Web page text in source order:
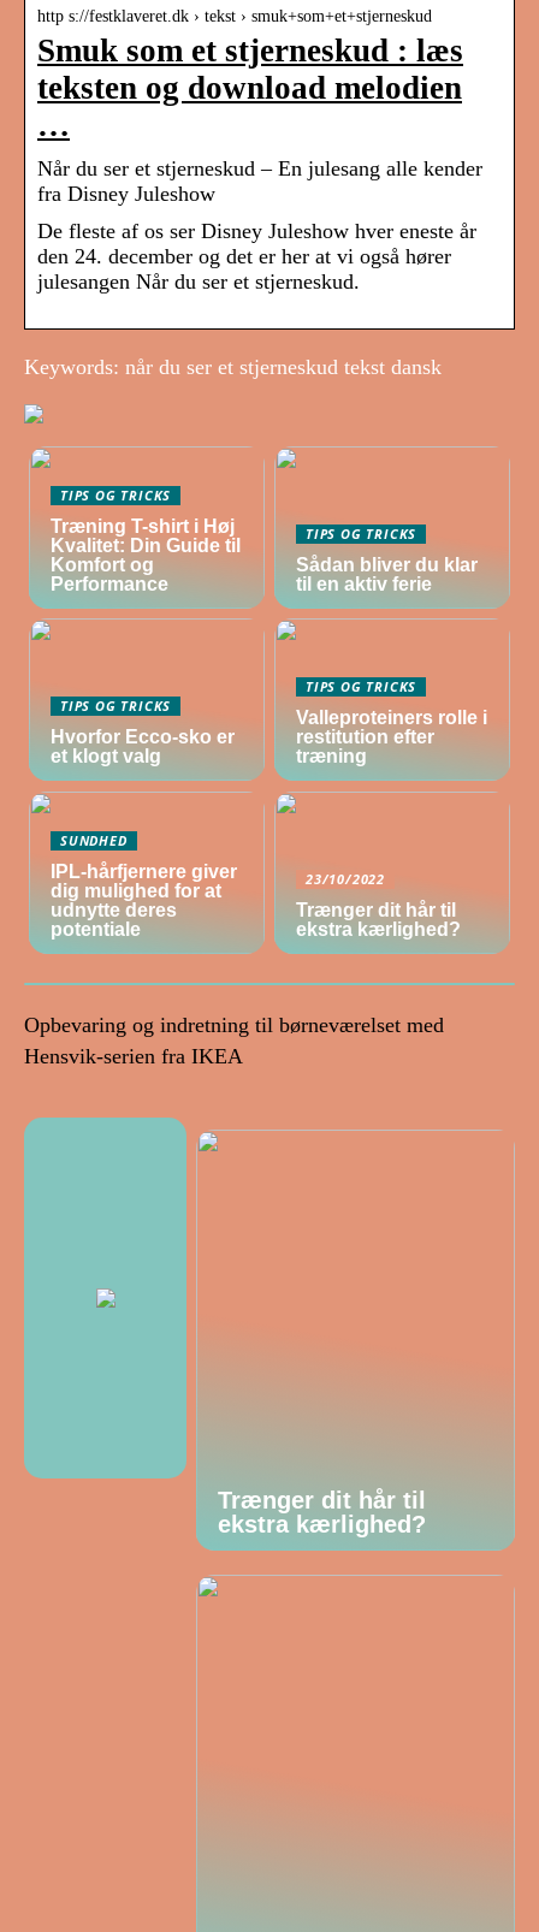
http s://festklaveret.dk › tekst › smuk+som+et+stjerneskud
Smuk som et stjerneskud : læs
teksten og download melodien
…
Når du ser et stjerneskud – En julesang alle kender
fra Disney Juleshow
De fleste af os ser Disney Juleshow hver eneste år
den 24. december og det er her at vi også hører
julesangen Når du ser et stjerneskud.
Keywords: når du ser et stjerneskud tekst dansk
TIPS OG TRICKS
Træning T-shirt i Høj
Kvalitet: Din Guide til
Komfort og
Performance
TIPS OG TRICKS
Sådan bliver du klar
til en aktiv ferie
TIPS OG TRICKS
Hvorfor Ecco-sko er
et klogt valg
TIPS OG TRICKS
Valleproteiners rolle i
restitution efter
træning
SUNDHED
IPL-hårfjernere giver
dig mulighed for at
udnytte deres
potentiale
23/10/2022
Trænger dit hår til
ekstra kærlighed?
Opbevaring og indretning til børneværelset med
Hensvik-serien fra IKEA
Trænger dit hår til
ekstra kærlighed?